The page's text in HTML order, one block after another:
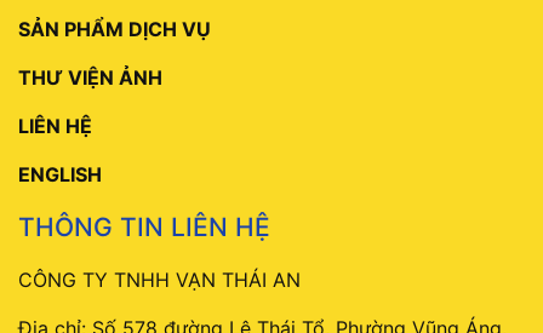
SẢN PHẨM DỊCH VỤ
THƯ VIỆN ẢNH
LIÊN HỆ
ENGLISH
THÔNG TIN LIÊN HỆ
CÔNG TY TNHH VẠN THÁI AN